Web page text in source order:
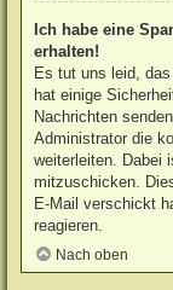
Ich habe eine
erhalten!
Es tut uns leid,
hat einige
Nachrichten
Administrator die
weiterleiten. Dabei
mitzuschicken.
E-Mail verschickt
reagieren.
Nach oben